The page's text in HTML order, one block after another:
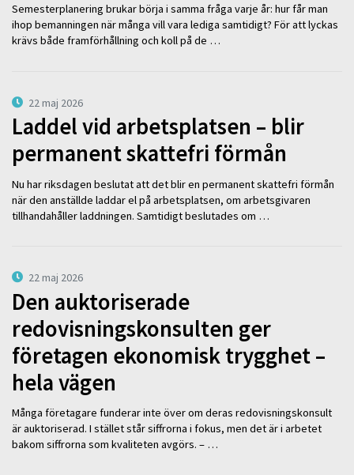
Semesterplanering brukar börja i samma fråga varje år: hur får man
ihop bemanningen när många vill vara lediga samtidigt? För att lyckas
krävs både framförhållning och koll på de …
22 maj 2026
Laddel vid arbetsplatsen – blir
permanent skattefri förmån
Nu har riksdagen beslutat att det blir en permanent skattefri förmån
när den anställde laddar el på arbetsplatsen, om arbetsgivaren
tillhandahåller laddningen. Samtidigt beslutades om …
22 maj 2026
Den auktoriserade
redovisningskonsulten ger
företagen ekonomisk trygghet –
hela vägen
Många företagare funderar inte över om deras redovisningskonsult
är auktoriserad. I stället står siffrorna i fokus, men det är i arbetet
bakom siffrorna som kvaliteten avgörs. – …